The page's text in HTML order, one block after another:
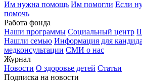
Им нужна помощь Им помогли Если
помочь
Работа фонда
Наши программы Социальный центр
Нашли семью Информация для
медконсультации СМИ о нас
Журнал
Новости О здоровье детей Статьи
Подписка на новости